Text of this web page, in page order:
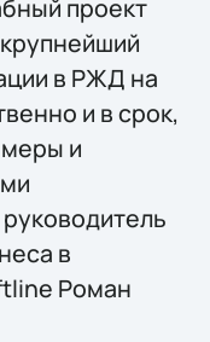
проект
в РЖД на
и в срок,
и
в
Роман